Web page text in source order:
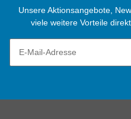
Unsere Aktionsangebote,
viele weitere Vorteile